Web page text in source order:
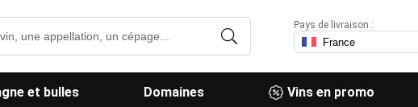
et bulles Domaines Vins en promo
Pays de livraison :